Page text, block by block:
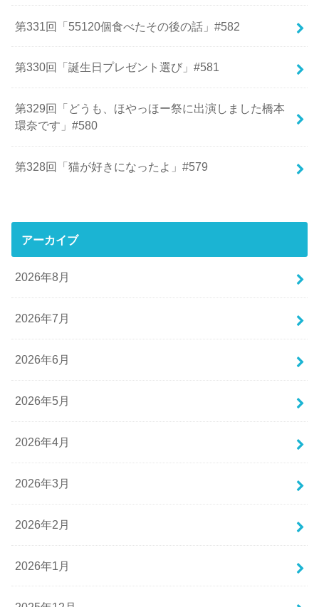
第331回「55120個食べたその後の話」#582
第330回「誕生日プレゼント選び」#581
第329回「どうも、ほやっほー祭に出演しました橋本
環奈です」#580
第328回「猫が好きになったよ」#579
アーカイブ
2026年8月
2026年7月
2026年6月
2026年5月
2026年4月
2026年3月
2026年2月
2026年1月